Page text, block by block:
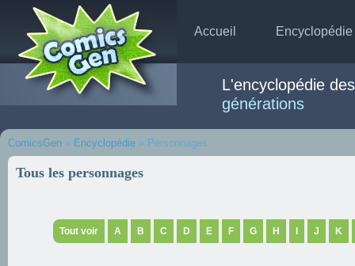
Accueil Encyclopédie
L'encyclopédie
générations
ComicsGen » Encyclopédie » Personnages
Tous les personnages
Tout voir A B C D E F G H J K